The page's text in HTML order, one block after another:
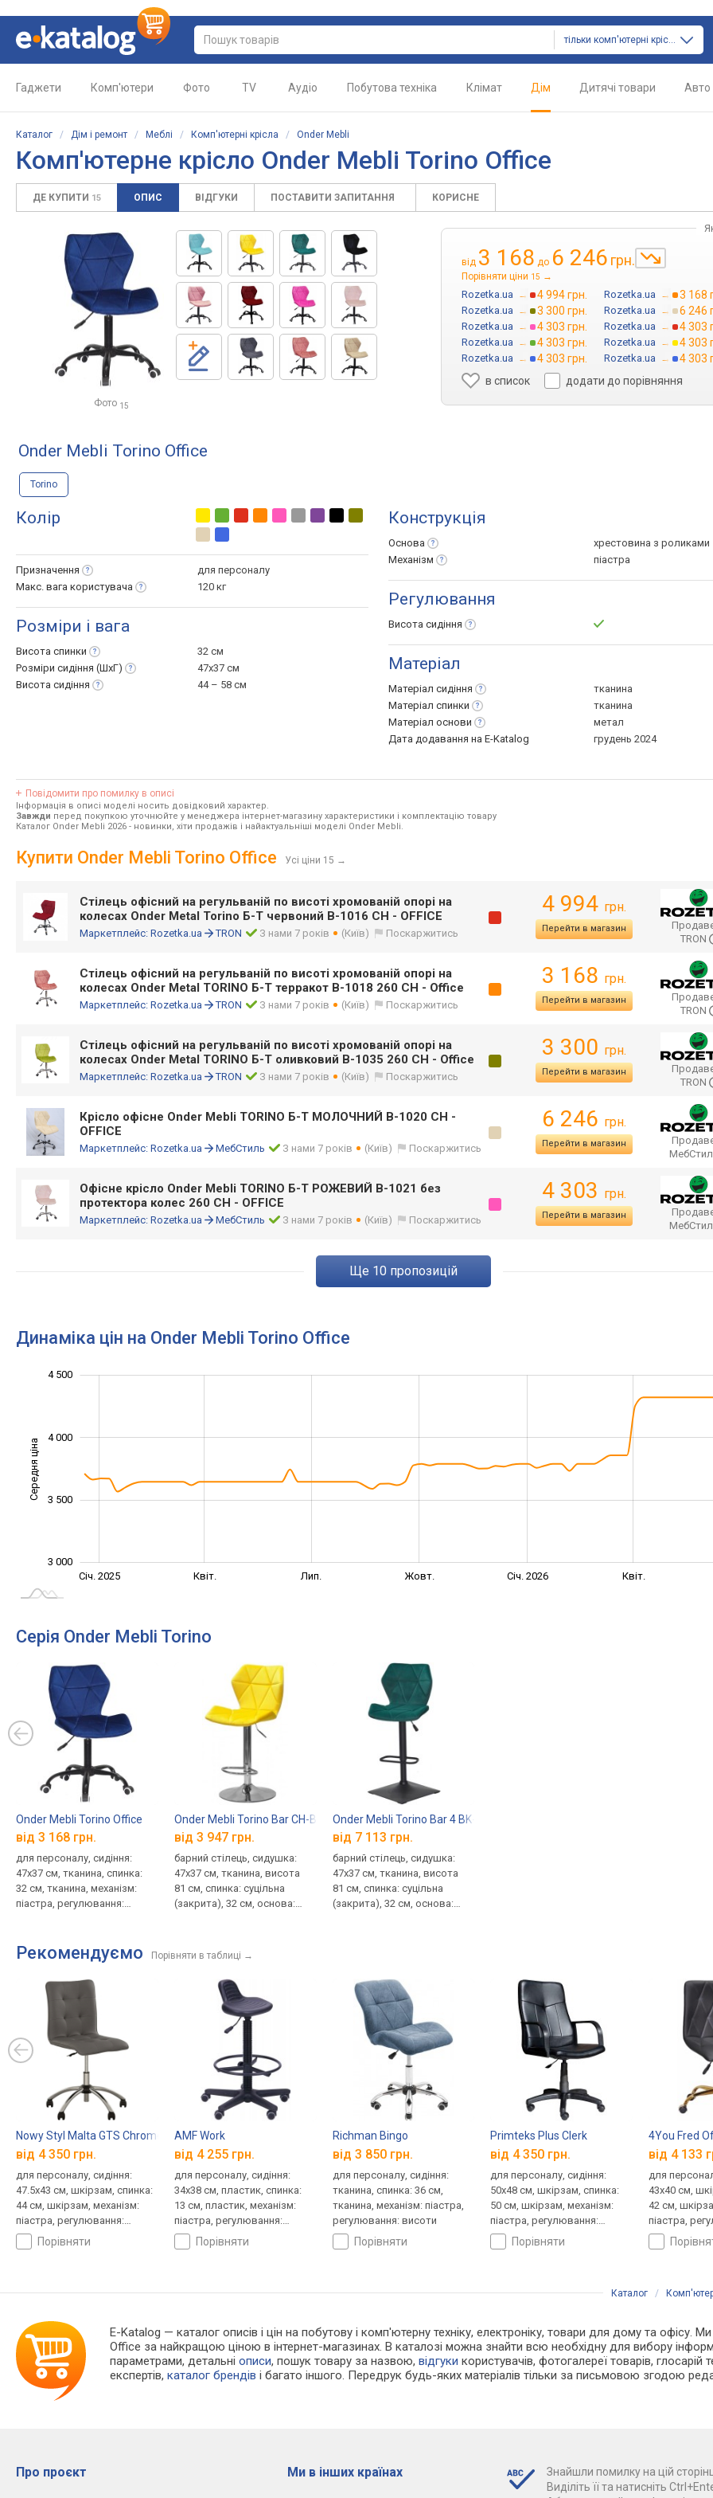
тільки комп'ютерні крісла
Гаджети Комп'ютери Фото TV Аудіо Побутова техніка Клімат Дім Дитячі товари Авто
Каталог / Дім і ремонт / Меблі / Комп'ютерні крісла / Onder Mebli
Комп'ютерне крісло Onder Mebli Torino Office
ДЕ КУПИТИ 15 ОПИС ВІДГУКИ ПОСТАВИТИ ЗАПИТАННЯ КОРИСНЕ
Фото 15
від 3 168 до 6 246 грн.
Порівняти ціни 15 →
Rozetka.ua → 4 994 грн. Rozetka.ua → 3 168
Rozetka.ua → 3 300 грн. Rozetka.ua → 6 246
Rozetka.ua → 4 303 грн. Rozetka.ua → 4 303
Rozetka.ua → 4 303 грн. Rozetka.ua → 4 303
Rozetka.ua → 4 303 грн. Rozetka.ua →
4 303
в список
додати до порівняння
Onder Mebli Torino Office
Torino
Колір
Призначення
для персоналу
Макс. вага користувача 120 кг
Розміри і вага
Висота спинки
32 см
Розміри сидіння (ШхГ)
47x37 см
Висота сидіння 44 – 58 см
Конструкція
Основа
хрестовина з роликами
Механізм
піастра
Регулювання
Висота сидіння
Матеріал
Матеріал сидіння
тканина
Матеріал спинки
тканина
Матеріал основи
метал
Дата додавання на E-Katalog
грудень 2024
Повідомити про помилку в описі
Інформація в описі моделі носить довідковий характер.
Завжди перед покупкою уточнюйте у менеджера інтернет-магазину характеристики і комплектацію товару
Каталог Onder Mebli 2026 - новинки, хіти продажів і найактуальніші моделі Onder Mebli.
Купити Onder Mebli Torino Office Усі ціни 15 →
Стілець офісний на регульваній по висоті хромованій опорі на
колесах Onder Metal Torino Б-Т червоний В-1016 CH - OFFICE
Маркетплейс: Rozetka.ua TRON З нами 7 років (Київ) Поскаржитись
4 994 грн.
Перейти в магазин
TRON
Стілець офісний на регульваній по висоті хромованій опорі на
колесах Onder Metal TORINO Б-Т терракот В-1018 260 CH - Office
Маркетплейс: Rozetka.ua TRON З нами 7 років (Київ) Поскаржитись
3 168 грн.
Перейти в магазин
TRON
Стілець офісний на регульваній по висоті хромованій опорі на
колесах Onder Metal TORINO Б-Т оливковий В-1035 260 CH - Office
Маркетплейс: Rozetka.ua TRON З нами 7 років (Київ) Поскаржитись
3 300 грн.
Перейти в магазин
TRON
Крісло офісне Onder Mebli TORINO Б-Т МОЛОЧНИЙ B-1020 CH -
OFFICE
Маркетплейс: Rozetka.ua МебСтиль З нами 7 років (Київ) Поскаржитись
6 246 грн.
Перейти в магазин
Офісне крісло Onder Mebli TORINO Б-Т РОЖЕВИЙ B-1021 без
протектора колес 260 CH - OFFICE
Маркетплейс: Rozetka.ua МебСтиль З нами 7 років (Київ) Поскаржитись
4 303 грн.
Перейти в магазин
ще 10 пропозицій
Динаміка цін на Onder Mebli Torino Office
Середня ціна
3 000
4 500
4 000
3 500
L
Жовт.
Січ. 2025 Квіт. Лип. Жовт. Січ. 2026 Квіт.
Жовт.
Серія Onder Mebli Torino
Onder Mebli Torino Office
від 3 168 грн.
для персоналу, сидіння:
47x37 см, тканина, спинка:
32 см, тканина, механізм:
піастра, регулювання:
Onder Mebli Torino Bar CH-Base
від 3 947 грн.
барний стілець, сидушка:
47x37 см, тканина, висота
81 см, спинка: суцільна
(закрита), 32 см, основа:
Onder Mebli Torino Bar 4 BK-Base
від 7 113 грн.
барний стілець, сидушка:
47x37 см, тканина, висота
81 см, спинка: суцільна
(закрита), 32 см, основа:
Рекомендуємо Порівняти в таблиці →
Nowy Styl Malta GTS Chrome
від 4 350 грн.
для персоналу, сидіння:
47.5x43 см, шкірзам, спинка:
44 см, шкірзам, механізм:
піастра, регулювання:
висотипорівняти
AMF Work
від 4 255 грн.
для персоналу, сидіння:
34x38 см, пластик, спинка:
13 см, пластик, механізм:
піастра, регулювання:
висотипорівняти
Richman Bingo
від 3 850 грн.
для персоналу, сидіння:
тканина, спинка: 36 см,
тканина, механізм: піастра,
регулювання: висоти
порівняти
Primteks Plus Clerk
від 4 350 грн.
для персоналу, сидіння:
50x48 см, шкірзам, спинка:
50 см, шкірзам, механізм:
піастра, регулювання:
висотипорівняти
4You Fred
від 4 133
для
43x40 см,
42 см,
піастра,
висоти
Каталог /
E-Katalog — каталог описів і цін на побутову і комп'ютерну техніку, електроніку, товари для дому та офісу.
Office за найкращою ціною в інтернет-магазинах. В каталозі можна знайти всю необхідну для вибору
параметрами, детальніописи, пошук товару за назвою,відгуки користувачів, фотогалереї товарів, глосарій
експертів,каталог брендів і багато іншого. Передрук будь-яких матеріалів тільки за письмовою згодою
Про проєкт Ми в інших країнах
Знайшли помилку на цій
Виділіть її та натисніть